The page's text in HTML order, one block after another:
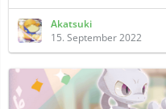
Akatsuki
15. September 2022